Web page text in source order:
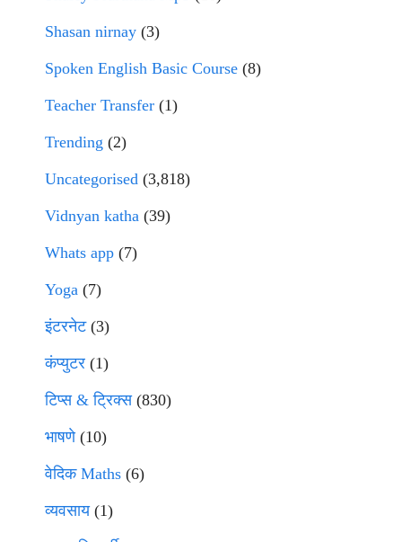
Shasan nirnay (3)
Spoken English Basic Course (8)
Teacher Transfer (1)
Trending (2)
Uncategorised (3,818)
Vidnyan katha (39)
Whats app (7)
Yoga (7)
इंटरनेट(3)
कंप्युटर (1)
टिप्स & ट्रिक्स(830)
भाषणे(10)
वेदिक Maths (6)
व्यवसाय(1)